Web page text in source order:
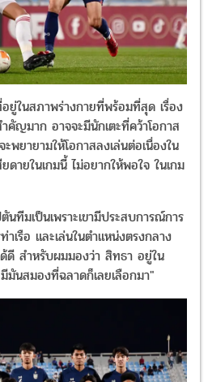
ยู่ในสภาพร่างกายที่พร้อมที่สุด เรื่อง
คัญมาก อาจจะมีนักเตะที่คว้าโอกาส
พยายามให้โอกาสลงเล่นต่อเนื่องใน
ดายในเกมนี้ ไม่อยากให้พอใจ ในเกม
ทีมเป็นเพราะเขามีประสบการณ์การ
เรือ และเล่นในตำแหน่งตรงกลาง
ดี สำหรับผมมองว่า สิทธา อยู่ใน
นสมองที่ฉลาดก็เลยเลือกมา"